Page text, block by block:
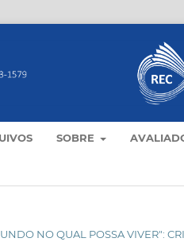
SOBRE
NO QUAL POSSA VIVER":